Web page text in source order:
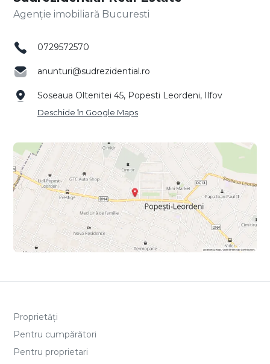
Agenție imobiliară Bucuresti
0729572570
anunturi@sudrezidential.ro
Soseaua Oltenitei 45, Popesti Leordeni, Ilfov
Deschide în Google Maps
Proprietăți
Pentru cumpărători
Pentru proprietari